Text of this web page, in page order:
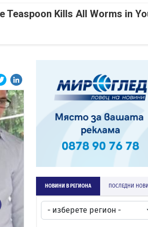
Teaspoon Kills All Worms in
НОВИНИ В РЕГИОНА ПОСЛЕДНИ